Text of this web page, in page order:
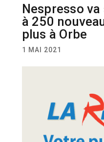
Nespresso va
à 250
plus à Orbe
1 MAI 2021